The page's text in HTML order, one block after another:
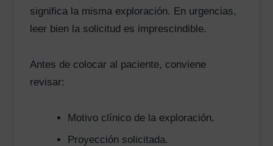
significa la misma exploración. En urgencias,
leer bien la solicitud es imprescindible.
Antes de colocar al paciente, conviene
revisar:
Motivo clínico de la exploración.
Proyección solicitada.